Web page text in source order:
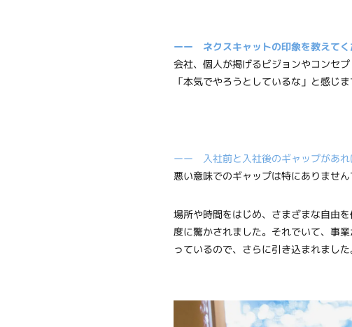
ーー ネクスキャットの印象を教えてく
会社、個人が掲げるビジョンやコンセ
「本気でやろうとしているな」と感じ
ーー 入社前と入社後のギャップがあれ
悪い意味でのギャップは特にありませ
場所や時間をはじめ、さまざまな自由
度に驚かされました。それでいて、事
っているので、さらに引き込まれました